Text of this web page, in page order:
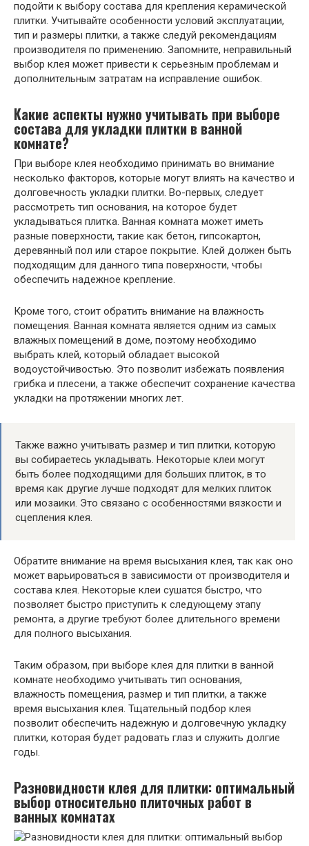
подойти к выбору состава для крепления керамической
плитки. Учитывайте особенности условий эксплуатации,
тип и размеры плитки, а также следуй рекомендациям
производителя по применению. Запомните, неправильный
выбор клея может привести к серьезным проблемам и
дополнительным затратам на исправление ошибок.
Какие аспекты нужно учитывать при выборе
состава для укладки плитки в ванной
комнате?
При выборе клея необходимо принимать во внимание
несколько факторов, которые могут влиять на качество и
долговечность укладки плитки. Во-первых, следует
рассмотреть тип основания, на которое будет
укладываться плитка. Ванная комната может иметь
разные поверхности, такие как бетон, гипсокартон,
деревянный пол или старое покрытие. Клей должен быть
подходящим для данного типа поверхности, чтобы
обеспечить надежное крепление.
Кроме того, стоит обратить внимание на влажность
помещения. Ванная комната является одним из самых
влажных помещений в доме, поэтому необходимо
выбрать клей, который обладает высокой
водоустойчивостью. Это позволит избежать появления
грибка и плесени, а также обеспечит сохранение качества
укладки на протяжении многих лет.
Также важно учитывать размер и тип плитки, которую
вы собираетесь укладывать. Некоторые клеи могут
быть более подходящими для больших плиток, в то
время как другие лучше подходят для мелких плиток
или мозаики. Это связано с особенностями вязкости и
сцепления клея.
Обратите внимание на время высыхания клея, так как оно
может варьироваться в зависимости от производителя и
состава клея. Некоторые клеи сушатся быстро, что
позволяет быстро приступить к следующему этапу
ремонта, а другие требуют более длительного времени
для полного высыхания.
Таким образом, при выборе клея для плитки в ванной
комнате необходимо учитывать тип основания,
влажность помещения, размер и тип плитки, а также
время высыхания клея. Тщательный подбор клея
позволит обеспечить надежную и долговечную укладку
плитки, которая будет радовать глаз и служить долгие
годы.
Разновидности клея для плитки: оптимальный
выбор относительно плиточных работ в
ванных комнатах